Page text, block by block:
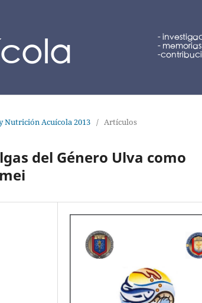
Nutrición Acuícola 2013 / Artículos
del Género Ulva como